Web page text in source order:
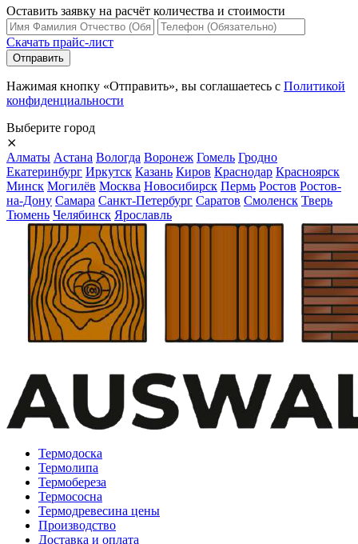
Оставить заявку на расчёт количества и стоимости
Скачать прайс-лист
Нажимая кнопку «Отправить», вы соглашаетесь с Политикой
конфиденциальности
Выберите город
⨯
Алматы Астана Вологда Воронеж Гомель Гродно
Екатеринбург Иркутск Казань Киров Краснодар Красноярск
Минск Могилёв Москва Новосибирск Пермь Ростов Ростов-
на-Дону Самара Санкт-Петербург Саратов Смоленск Тверь
Тюмень Челябинск Ярославль
Термодоска
Термолипа
Термобереза
Термососна
Термодревесина цены
Производство
Доставка и оплата